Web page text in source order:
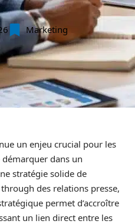
Marketing
un enjeu crucial pour les
dans un
stratégie solide de
des relations presse,
permet d’accroître
un lien direct entre les